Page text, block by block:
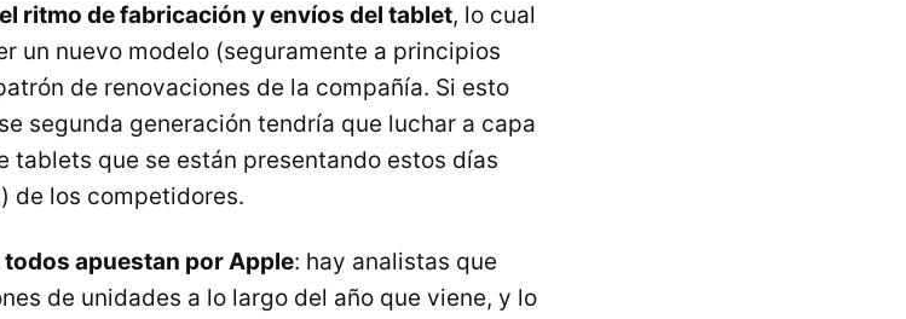
ritmo de fabricación y envíos del tablet, lo cual
un nuevo modelo (seguramente a principios
de renovaciones de la compañía. Si esto
segunda generación tendría que luchar a capa
tablets que se están presentando estos días
de los competidores.
todos apuestan por Apple: hay analistas que
de unidades a lo largo del año que viene, y lo